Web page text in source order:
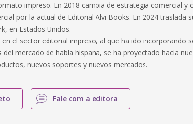
impreso. En 2018 cambia de estrategia comercial y
por la actual de Editorial Alvi Books. En 2024 traslada
en Estados Unidos.
en el sector editorial impreso, al que ha ido incorporando
del mercado de habla hispana, se ha proyectado hacia
nuevos soportes y nuevos mercados.
Fale com a editora